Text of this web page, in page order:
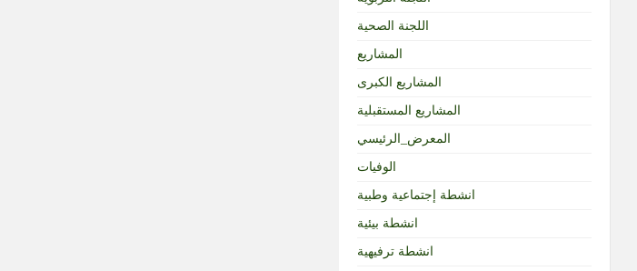
اللجنة الصحية
المشاريع
المشاريع الكبرى
المشاريع المستقبلية
المعرض_الرئيسي
الوفيات
انشطة إجتماعية وطبية
انشطة بيئية
انشطة ترفيهية